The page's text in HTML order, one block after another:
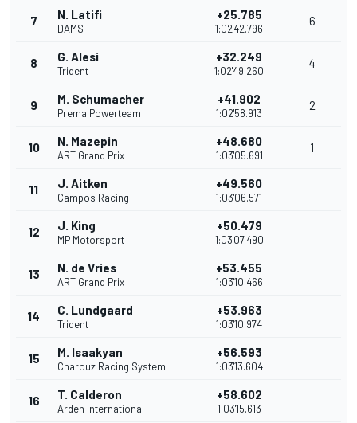
7 N. Latifi
DAMS
+25.785
1:02'42.796
6
8 G. Alesi
Trident
+32.249
1:02'49.260
4
9 M. Schumacher
Prema Powerteam
+41.902
1:02'58.913
2
10 N. Mazepin
ART Grand Prix
+48.680
1:03'05.691
1
11 J. Aitken
Campos Racing
+49.560
1:03'06.571
12 J. King
MP Motorsport
+50.479
1:03'07.490
13 N. de Vries
ART Grand Prix
+53.455
1:03'10.466
14 C. Lundgaard
Trident
+53.963
1:03'10.974
15 M. Isaakyan
Charouz Racing System
+56.593
1:03'13.604
16 T. Calderon
Arden International
+58.602
1:03'15.613